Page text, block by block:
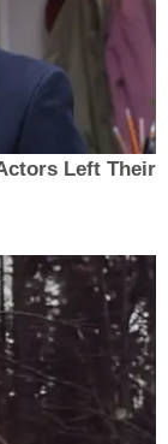
Left Their